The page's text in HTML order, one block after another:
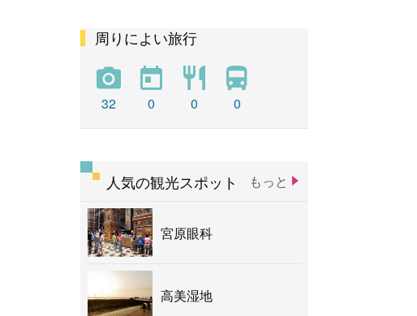
彩虹
新社花海
周りによい旅行
32 0 0 0
人気の観光スポット もっと
宮原眼科
高美湿地